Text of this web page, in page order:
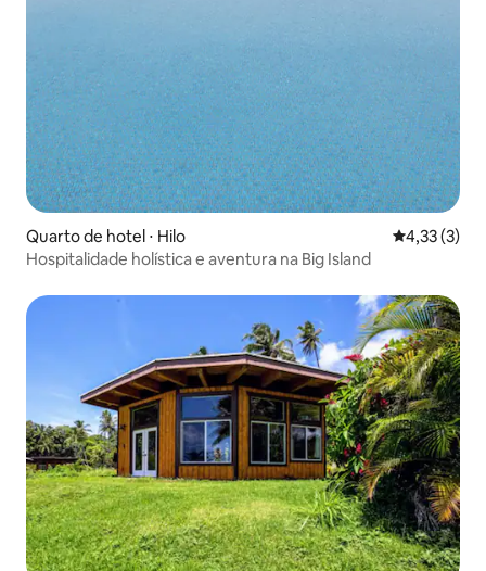
Quarto de hotel ⋅ Hilo 4,33 de
4,33 (3)
Hospitalidade holística e aventura na Big Island